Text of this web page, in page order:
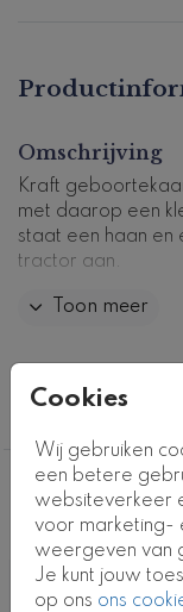
Cookies
Wij gebruiken
een betere
websiteverkeer
voor marketing-
weergeven van
Je kunt jouw
op ons ons
Omschrijving
Kraft
met daarop een
staat een haan en
tractor aan.
Kaartcode: K-
Toon meer
Collectie
Deze
leuk